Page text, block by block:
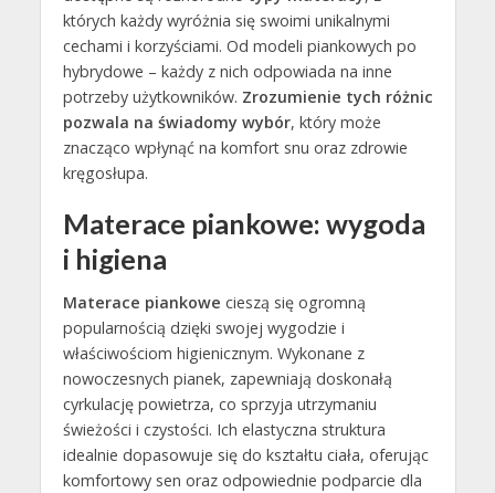
których każdy wyróżnia się swoimi unikalnymi
cechami i korzyściami. Od modeli piankowych po
hybrydowe – każdy z nich odpowiada na inne
potrzeby użytkowników. Zrozumienie tych różnic
pozwala na świadomy wybór, który może
znacząco wpłynąć na komfort snu oraz zdrowie
kręgosłupa.
Materace piankowe: wygoda
i higiena
Materace piankowe cieszą się ogromną
popularnością dzięki swojej wygodzie i
właściwościom higienicznym. Wykonane z
nowoczesnych pianek, zapewniają doskonałą
cyrkulację powietrza, co sprzyja utrzymaniu
świeżości i czystości. Ich elastyczna struktura
idealnie dopasowuje się do kształtu ciała, oferując
komfortowy sen oraz odpowiednie podparcie dla